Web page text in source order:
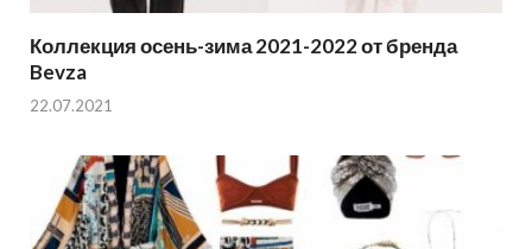
Коллекция осень-зима 2021-2022 от бренда
Bevza
22.07.2021